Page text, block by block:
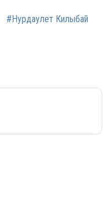
#Нурдаулет Килыбай